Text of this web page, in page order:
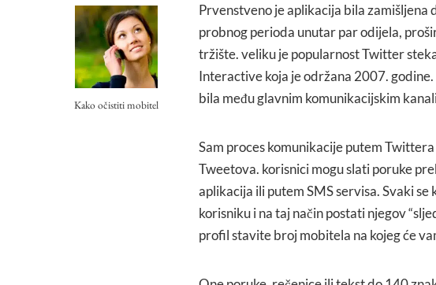
Kako očistiti mobitel
Prvenstveno je aplikacija bila
probnog perioda unutar par odijela,
tržište. veliku je popularnost Twitter
Interactive koja je održana 2007.
bila među glavnim komunikacijskim
Sam proces komunikacije putem
Tweetova. korisnici mogu slati poruke
aplikacija ili putem SMS servisa. Svaki
korisniku i na taj način postati njegov
profil stavite broj mobitela na kojeg će